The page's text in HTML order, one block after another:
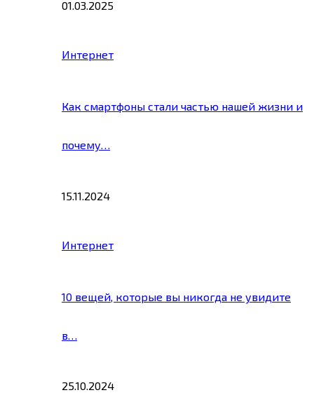
01.03.2025
Интернет
Как смартфоны стали частью нашей жизни и
почему…
15.11.2024
Интернет
10 вещей, которые вы никогда не увидите
в…
25.10.2024